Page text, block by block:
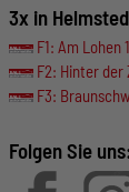
3x in
F1: Am Lohen
F2: Hinter der
F3:
Folgen Sie uns: